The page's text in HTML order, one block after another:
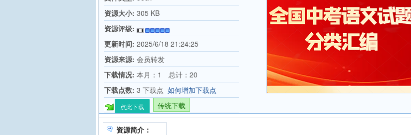
资源大小: 305 KB
资源评级:
更新时间: 2025/6/18 21:24:25
资源来源: 会员转发
下载情况: 本月：1 总计：20
下载点数: 3 下载点 如何增加下载点
点此下载 传统下载
资源简介：